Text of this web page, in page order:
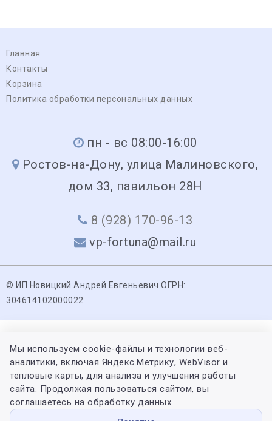
Главная
Контакты
Корзина
Политика обработки персональных данных
пн - вс 08:00-16:00
Ростов-на-Дону, улица Малиновского,
дом 33, павильон 28Н
8 (928) 170-96-13
vp-fortuna@mail.ru
© ИП Новицкий Андрей Евгеньевич ОГРН:
304614102000022
Мы используем cookie-файлы и технологии веб-
аналитики, включая Яндекс.Метрику, WebVisor и
тепловые карты, для анализа и улучшения работы
сайта. Продолжая пользоваться сайтом, вы
соглашаетесь на обработку данных.